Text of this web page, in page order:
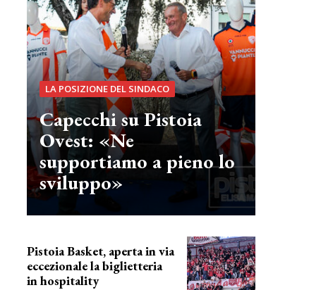
LA POSIZIONE DEL SINDACO
Capecchi su Pistoia
Ovest: «Ne
supportiamo a pieno lo
sviluppo»
Pistoia Basket, aperta in via
eccezionale la biglietteria
in hospitality